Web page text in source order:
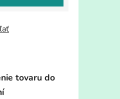
tovaru do